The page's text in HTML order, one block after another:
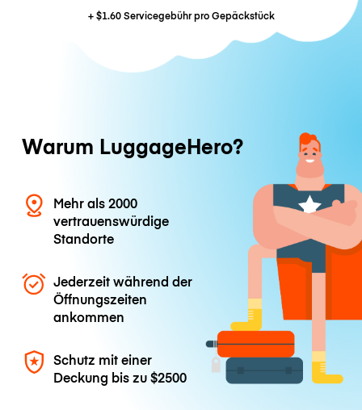
+$1.60Servicegebühr pro Gepäckstück
Warum LuggageHero?
Mehr als 2000
vertrauenswürdige
Standorte
Jederzeit während der
Öffnungszeiten
ankommen
Schutz mit einer
Deckung bis zu$2500